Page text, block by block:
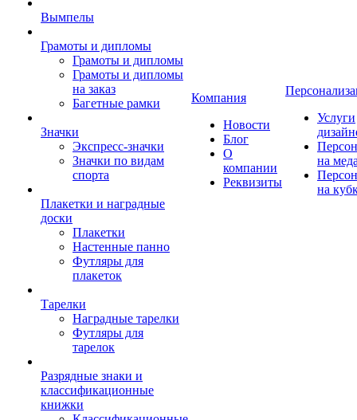
Вымпелы
Грамоты и дипломы
Грамоты и дипломы
Грамоты и дипломы
на заказ
Багетные рамки
Значки
Экспресс-значки
Значки по видам
спорта
Плакетки и наградные
доски
Плакетки
Настенные панно
Футляры для
плакеток
Тарелки
Наградные тарелки
Футляры для
тарелок
Разрядные знаки и
классификационные
книжки
Компания
Новости
Блог
О
компании
Реквизиты
Услуги
на
на